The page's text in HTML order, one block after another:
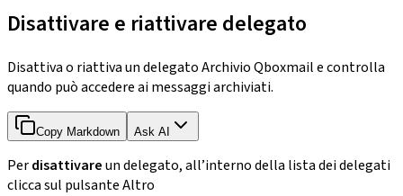
Disattivare e riattivare delegato
Disattiva o riattiva un delegato Archivio Qboxmail e controlla
quando può accedere ai messaggi archiviati.
Copy Markdown Ask AI
Perdisattivareun delegato, all’interno della lista dei delegati
clicca sul pulsante Altro